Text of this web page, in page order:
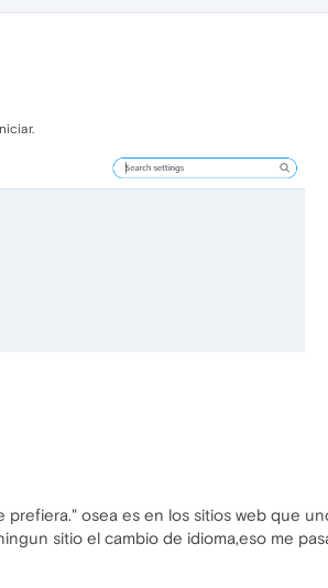
osea es en los sitios web que
sitio el cambio de idioma,eso me